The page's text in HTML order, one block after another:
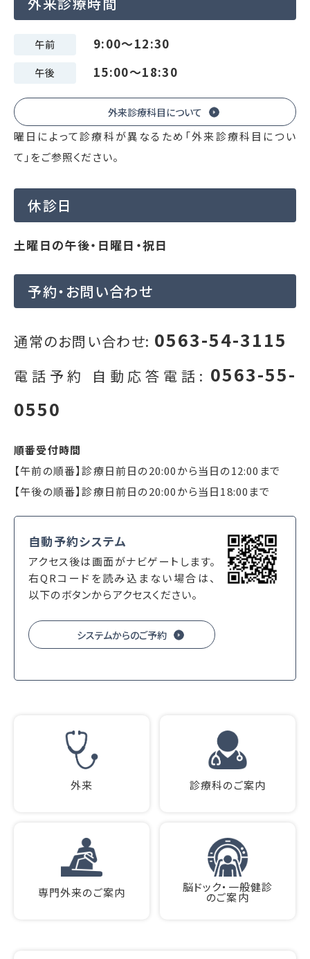
午前 9:00～12:30
午後 15:00～18:30
外来診療科目について
曜日によって診療科が異なるため「外来診療科目につい
て」をご参照ください。
休診日
土曜日の午後・日曜日・祝日
予約・お問い合わせ
通常のお問い合わせ: 0563-54-3115
電話予約 自動応答電話: 0563-55-
0550
順番受付時間
【午前の順番】診療日前日の20:00から当日の12:00まで
【午後の順番】診療日前日の20:00から当日18:00まで
自動予約システム
アクセス後は画面がナビゲートします。
右QRコードを読み込まない場合は、
以下のボタンからアクセスください。
システムからのご予約
外来 診療科のご案内
専門外来のご案内 脳ドック・一般健診
のご案内